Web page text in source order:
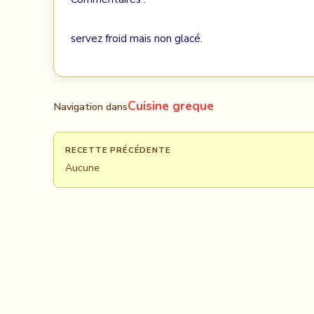
servez froid mais non glacé.
Navigation dansCuisine greque
RECETTE PRÉCÉDENTE
Aucune